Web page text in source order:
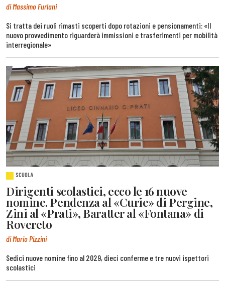
di Massimo Furlani
Si tratta dei ruoli rimasti scoperti dopo rotazioni e pensionamenti: «Il
nuovo provvedimento riguarderà immissioni e trasferimenti per mobilità
interregionale»
SCUOLA
Dirigenti scolastici, ecco le 16 nuove
nomine. Pendenza al «Curie» di Pergine,
Zini al «Prati», Baratter al «Fontana» di
Rovereto
di Mario Pizzini
Sedici nuove nomine fino al 2029, dieci conferme e tre nuovi ispettori
scolastici